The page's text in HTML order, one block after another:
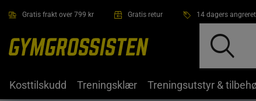
Gratis frakt over 799 kr Gratis retur 14 dagers
Kosttilskudd Treningsklær Treningsutstyr &